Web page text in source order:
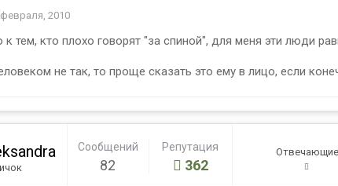
2010
тем, кто плохо говорят "за спиной", для меня эти люди
не так, то проще сказать это ему в лицо, если
Сообщений
82
Репутация
362
Отвечающие